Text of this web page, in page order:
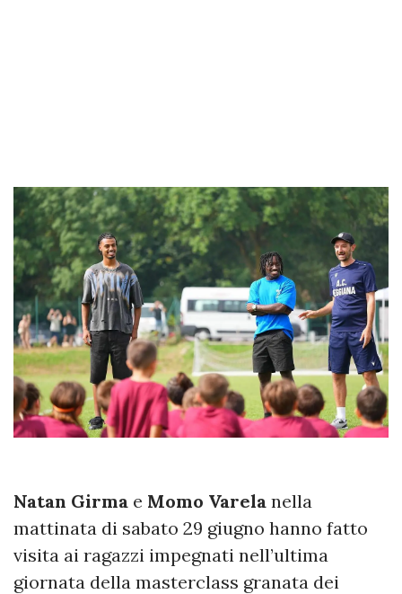
Natan Girma e Momo Varela nella
mattinata di sabato 29 giugno hanno fatto
visita ai ragazzi impegnati nell’ultima
giornata della masterclass granata dei